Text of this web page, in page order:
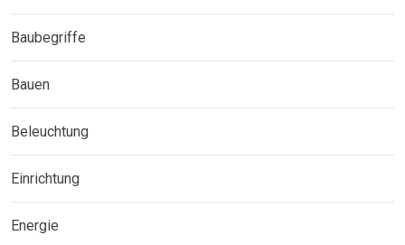
Baubegriffe
Bauen
Beleuchtung
Einrichtung
Energie